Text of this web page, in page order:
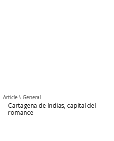
Article \ General
Cartagena de Indias, capital del
romance